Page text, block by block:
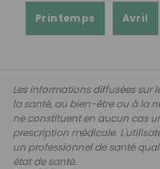
Printemps Avril
Les informations diffusées sur
la santé, au bien-être ou à la
ne constituent en aucun cas
prescription médicale.
un professionnel de santé
état de santé.